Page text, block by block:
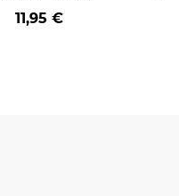
Farbvarianten
11,95 €